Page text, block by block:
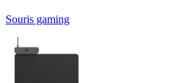
Souris gaming